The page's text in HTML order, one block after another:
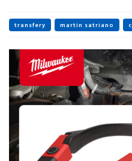
transfery martin satriano